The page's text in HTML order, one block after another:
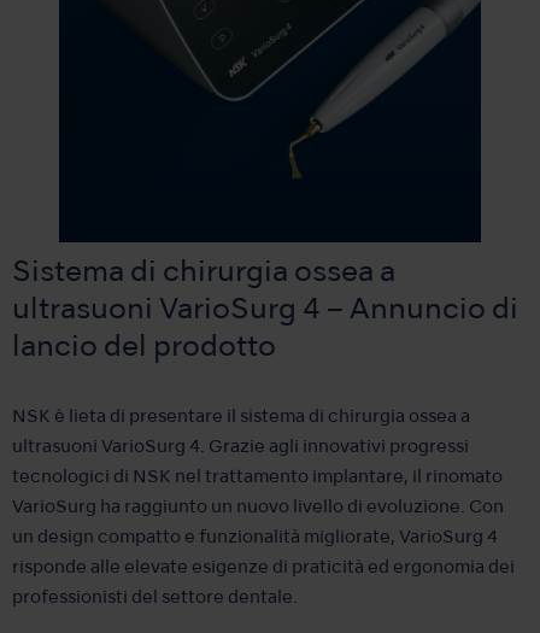
Sistema di chirurgia ossea a
ultrasuoni VarioSurg 4 – Annuncio di
lancio del prodotto
NSK è lieta di presentare il sistema di chirurgia ossea a
ultrasuoni VarioSurg 4. Grazie agli innovativi progressi
tecnologici di NSK nel trattamento implantare, il rinomato
VarioSurg ha raggiunto un nuovo livello di evoluzione. Con
un design compatto e funzionalità migliorate, VarioSurg 4
risponde alle elevate esigenze di praticità ed ergonomia dei
professionisti del settore dentale.